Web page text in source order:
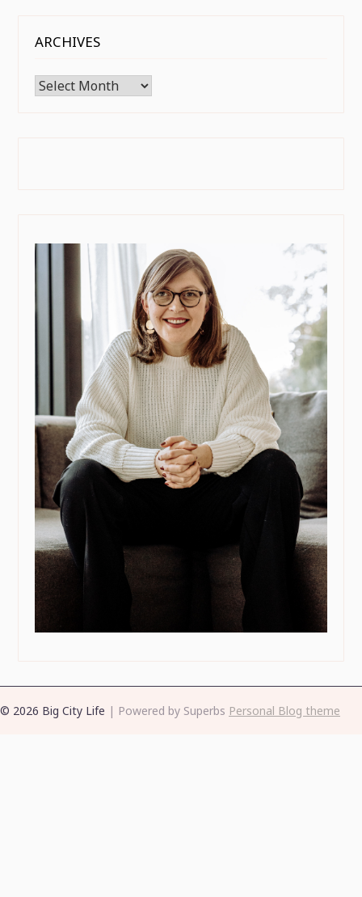
ARCHIVES
Archives
© 2026 Big City Life | Powered by Superbs Personal Blog theme